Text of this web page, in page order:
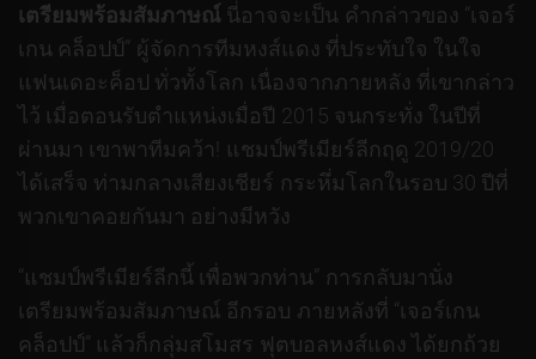
เตรียมพร้อมสัมภาษณ์ นี่อาจจะเป็น คำกล่าวของ “เจอร์
เกน คล็อปป์” ผู้จัดการทีมหงส์แดง ที่ประทับใจ ในใจ
แฟนเดอะค็อป ทั่วทั้งโลก เนื่องจากภายหลัง ที่เขากล่าว
ไว้ เมื่อตอนรับตำแหน่งเมื่อปี 2015 จนกระทั่ง ในปีที่
ผ่านมา เขาพาทีมคว้า! แชมป์พรีเมียร์ลีกฤดู 2019/20
ได้เสร็จ ท่ามกลางเสียงเชียร์ กระหึ่มโลกในรอบ 30 ปีที่
พวกเขาคอยกันมา อย่างมีหวัง
“แชมป์พรีเมียร์ลีกนี้ เพื่อพวกท่าน” การกลับมานั่ง
เตรียมพร้อมสัมภาษณ์ อีกรอบ ภายหลังที่ “เจอร์เกน
คล็อปป์” แล้วก็กลุ่มสโมสร ฟุตบอลหงส์แดง ได้ยกถ้วย